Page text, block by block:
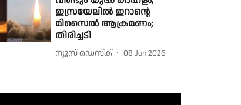
ഇസ്രയേലില്‍ ഇറാന്റെ
മിസൈല്‍ ആക്രമണം;
തിരിച്ചടി
ന്യൂസ് ഡെസ്ക് 08 Jun 2026